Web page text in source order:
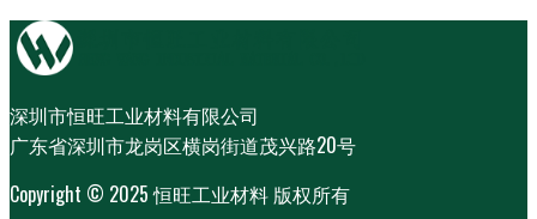
深圳市恒旺工业材料有限公司
广东省深圳市龙岗区横岗街道茂兴路20号
Copyright © 2025 恒旺工业材料 版权所有